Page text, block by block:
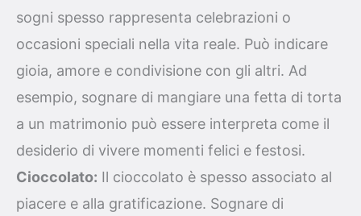
sogni spesso rappresenta celebrazioni o
occasioni speciali nella vita reale. Può indicare
gioia, amore e condivisione con gli altri. Ad
esempio, sognare di mangiare una fetta di torta
a un matrimonio può essere interpreta come il
desiderio di vivere momenti felici e festosi.
Cioccolato: Il cioccolato è spesso associato al
piacere e alla gratificazione. Sognare di